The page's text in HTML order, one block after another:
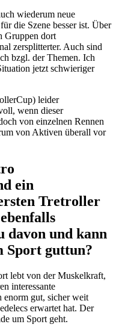
wiederum neue
die Szene besser ist. Über
Gruppen dort
zersplitterter. Auch sind
bzgl. der Themen. Ich
jetzt schwieriger
leider
wenn dieser
von einzelnen Rennen
von Aktiven überall vor
ein
Tretroller
davon und kann
Sport guttun?
lebt von der Muskelkraft,
interessante
enorm gut, sicher weit
erwartet hat. Der
um Sport geht.